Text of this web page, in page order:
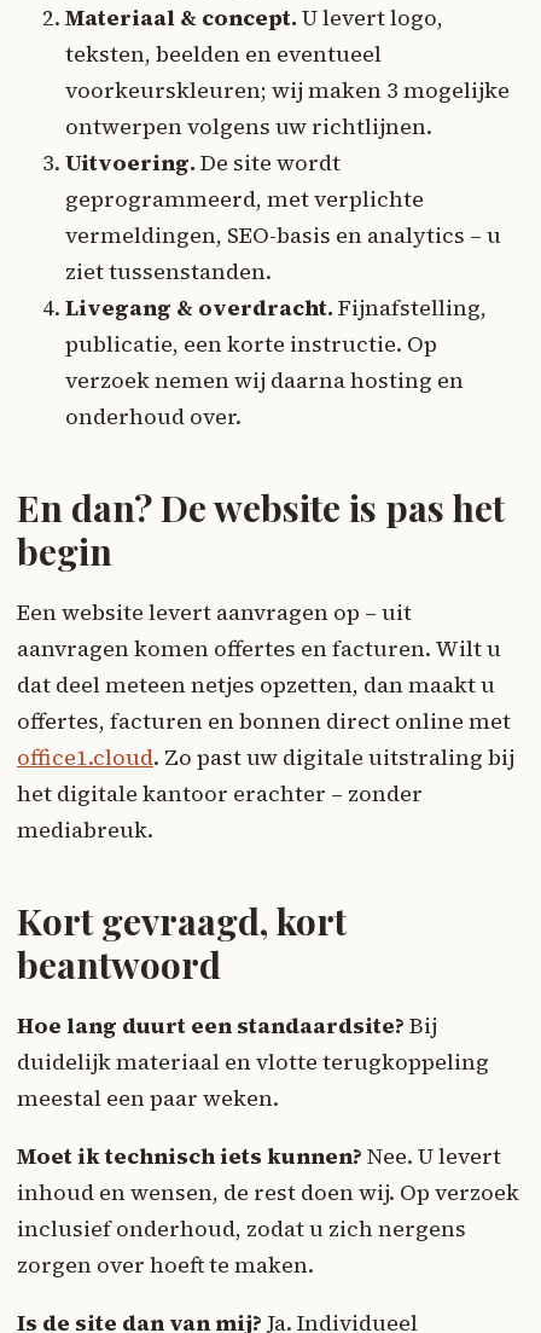
Materiaal & concept. U levert logo,
teksten, beelden en eventueel
voorkeurskleuren; wij maken 3 mogelijke
ontwerpen volgens uw richtlijnen.
Uitvoering. De site wordt
geprogrammeerd, met verplichte
vermeldingen, SEO-basis en analytics – u
ziet tussenstanden.
Livegang & overdracht. Fijnafstelling,
publicatie, een korte instructie. Op
verzoek nemen wij daarna hosting en
onderhoud over.
En dan? De website is pas het
begin
Een website levert aanvragen op – uit
aanvragen komen offertes en facturen. Wilt u
dat deel meteen netjes opzetten, dan maakt u
offertes, facturen en bonnen direct online met
office1.cloud. Zo past uw digitale uitstraling bij
het digitale kantoor erachter – zonder
mediabreuk.
Kort gevraagd, kort
beantwoord
Hoe lang duurt een standaardsite? Bij
duidelijk materiaal en vlotte terugkoppeling
meestal een paar weken.
Moet ik technisch iets kunnen? Nee. U levert
inhoud en wensen, de rest doen wij. Op verzoek
inclusief onderhoud, zodat u zich nergens
zorgen over hoeft te maken.
Is de site dan van mij? Ja. Individueel